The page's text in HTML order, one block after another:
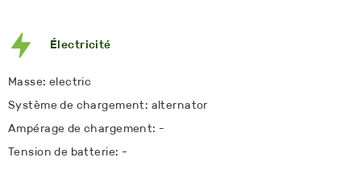
Électricité
Masse: electric
Système de chargement: alternator
Ampérage de chargement: -
Tension de batterie: -